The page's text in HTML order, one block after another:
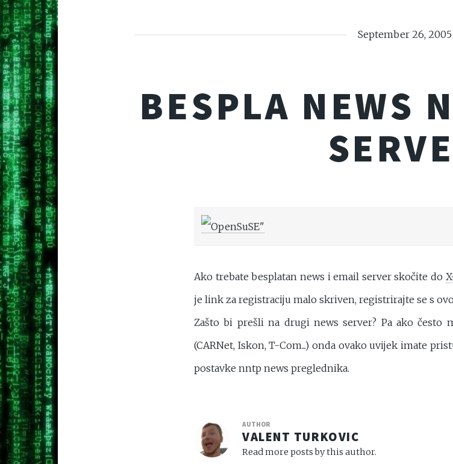
September 26, 2005
BESPLA NEWS
Ako trebate besplatan news i email server skočite do
je link za registraciju malo skriven, registrirajte se s
Zašto bi prešli na drugi news server? Pa ako često
(CARNet, Iskon, T-Com...) onda ovako uvijek imate
postavke nntp news preglednika.
AUTHOR
VALENT TURKOVIC
Read more posts by this author.